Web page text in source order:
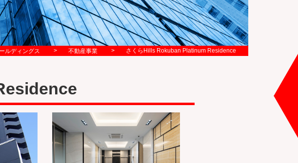
ルディングス > 不動産事業 > さくらHills Rokuban Platinum Residence